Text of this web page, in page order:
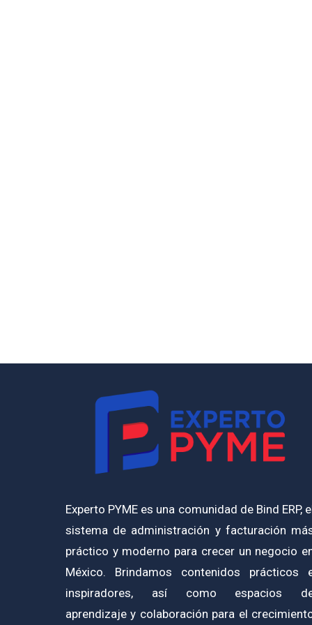
Experto PYME es una comunidad de Bind ERP,
sistema de administración y facturación
práctico y moderno para crecer un negocio
México. Brindamos contenidos prácticos
inspiradores, así como espacios
aprendizaje y colaboración para el